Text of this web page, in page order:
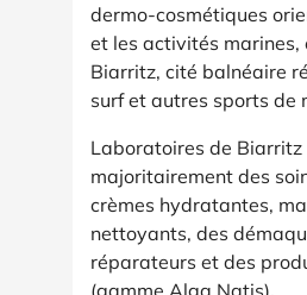
dermo-cosmétiques
et les activités marines,
Biarritz, cité balnéaire
surf et autres sports de
Laboratoires de Biarritz
majoritairement des
crèmes hydratantes,
nettoyants, des
réparateurs et des
(gamme Alga Natis).